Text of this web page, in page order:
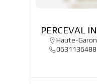
PERCEVAL
Haute-
0631136488